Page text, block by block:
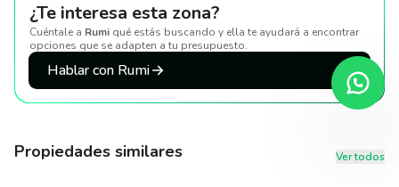
¿Te interesa esta zona?
Cuéntale a Rumi qué estás buscando y ella te ayudará a encontrar
opciones que se adapten a tu presupuesto.
Hablar con Rumi
Propiedades similares Ver todos